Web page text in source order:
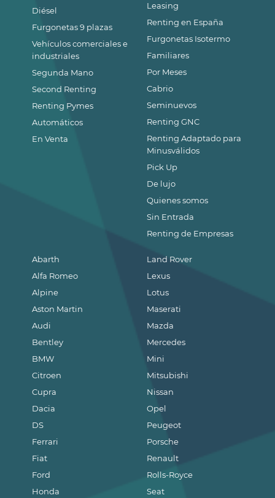
Diésel
Furgonetas 9 plazas
Vehículos comerciales e
industriales
Segunda Mano
Second Renting
Renting Pymes
Automáticos
En Venta
Abarth
Alfa Romeo
Alpine
Aston Martin
Audi
Bentley
BMW
Citroen
Cupra
Dacia
DS
Ferrari
Fiat
Ford
Honda
Land Rover
Lexus
Lotus
Maserati
Mazda
Mercedes
Mini
Mitsubishi
Nissan
Opel
Peugeot
Porsche
Renault
Rolls-Royce
Seat
Leasing
Renting en España
Furgonetas Isotermo
Familiares
Por Meses
Cabrio
Seminuevos
Renting GNC
Renting Adaptado para
Minusválidos
Pick Up
De lujo
Quienes somos
Sin Entrada
Renting de Empresas